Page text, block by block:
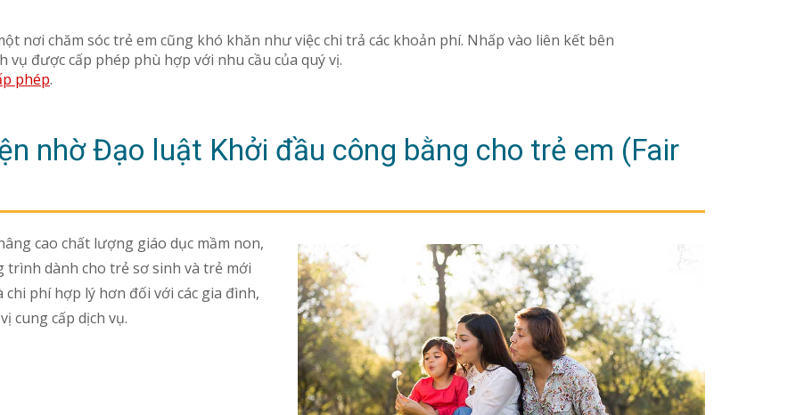
nơi chăm sóc trẻ em cũng khó khăn như việc chi trả các khoản phí. Nhấp vào liên kết bên
vụ được cấp phép phù hợp với nhu cầu của quý vị.
phép.
nhờ Đạo luật Khởi đầu công bằng cho trẻ em (Fair
cao chất lượng giáo dục mầm non,
trình dành cho trẻ sơ sinh và trẻ mới
chi phí hợp lý hơn đối với các gia đình,
cung cấp dịch vụ.